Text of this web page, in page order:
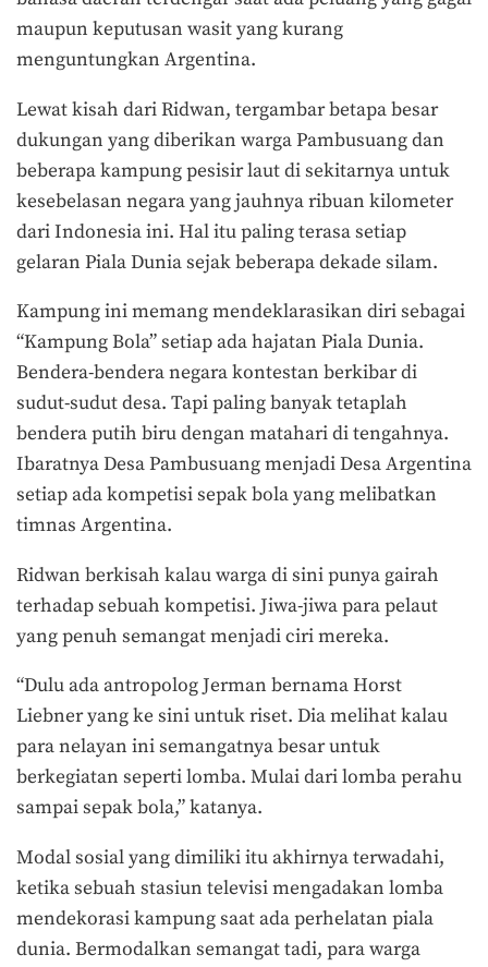
maupun keputusan wasit yang kurang
menguntungkan Argentina.
Lewat kisah dari Ridwan, tergambar betapa besar
dukungan yang diberikan warga Pambusuang dan
beberapa kampung pesisir laut di sekitarnya untuk
kesebelasan negara yang jauhnya ribuan kilometer
dari Indonesia ini. Hal itu paling terasa setiap
gelaran Piala Dunia sejak beberapa dekade silam.
Kampung ini memang mendeklarasikan diri sebagai
“Kampung Bola” setiap ada hajatan Piala Dunia.
Bendera-bendera negara kontestan berkibar di
sudut-sudut desa. Tapi paling banyak tetaplah
bendera putih biru dengan matahari di tengahnya.
Ibaratnya Desa Pambusuang menjadi Desa Argentina
setiap ada kompetisi sepak bola yang melibatkan
timnas Argentina.
Ridwan berkisah kalau warga di sini punya gairah
terhadap sebuah kompetisi. Jiwa-jiwa para pelaut
yang penuh semangat menjadi ciri mereka.
“Dulu ada antropolog Jerman bernama Horst
Liebner yang ke sini untuk riset. Dia melihat kalau
para nelayan ini semangatnya besar untuk
berkegiatan seperti lomba. Mulai dari lomba perahu
sampai sepak bola,” katanya.
Modal sosial yang dimiliki itu akhirnya terwadahi,
ketika sebuah stasiun televisi mengadakan lomba
mendekorasi kampung saat ada perhelatan piala
dunia. Bermodalkan semangat tadi, para warga